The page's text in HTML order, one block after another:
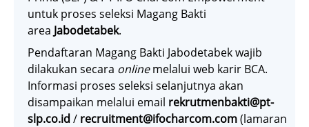
untuk proses seleksi Magang Bakti
area Jabodetabek.
Pendaftaran Magang Bakti Jabodetabek wajib
dilakukan secara onlinemelalui web karir BCA.
Informasi proses seleksi selanjutnya akan
disampaikan melalui email rekrutmenbakti@pt-
slp.co.id / recruitment@ifocharcom.com(lamaran